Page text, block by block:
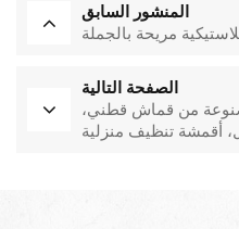
المنشور السابق
مريحة بالجملة
الصفحة التالية
من قماش قطني،
أقمشة تنظيف منزلية